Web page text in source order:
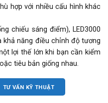
hợp với nhiều cấu hình khác
chiếu sáng điểm), LED3000
khả năng điều chỉnh độ tương
lợi thế lớn khi bạn cần kiểm
tiêu bản giống nhau.
TƯ VẤN KỸ THUẬT